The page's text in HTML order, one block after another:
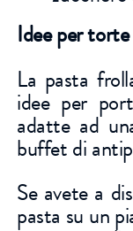
Idee per
La pasta
idee per
adatte ad
buffet di
Se avete a
pasta su un